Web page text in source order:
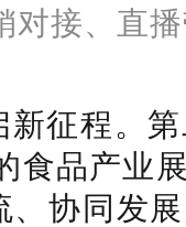
对接、直
征程。
食品产业
、协同发